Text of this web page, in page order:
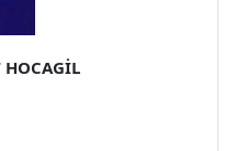
HOCAGİL